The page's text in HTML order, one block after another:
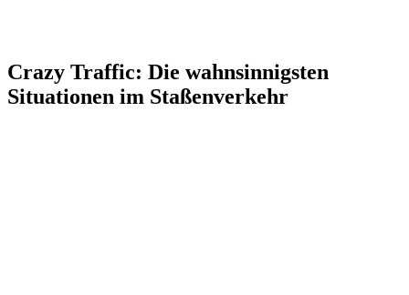
Crazy Traffic: Die wahnsinnigsten
Situationen im Staßenverkehr